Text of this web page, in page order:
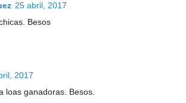
25 abril, 2017
Besos
2017
loas ganadoras. Besos.